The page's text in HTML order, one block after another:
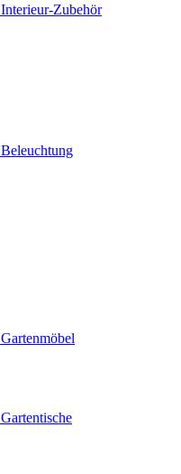
Interieur-Zubehör
Beleuchtung
Gartenmöbel
Gartentische